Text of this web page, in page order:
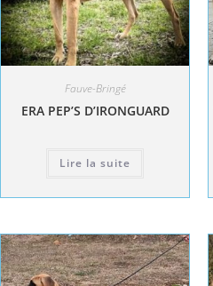
Fauve-Bringé
ERA PEP’S D’IRONGUARD
Lire la suite